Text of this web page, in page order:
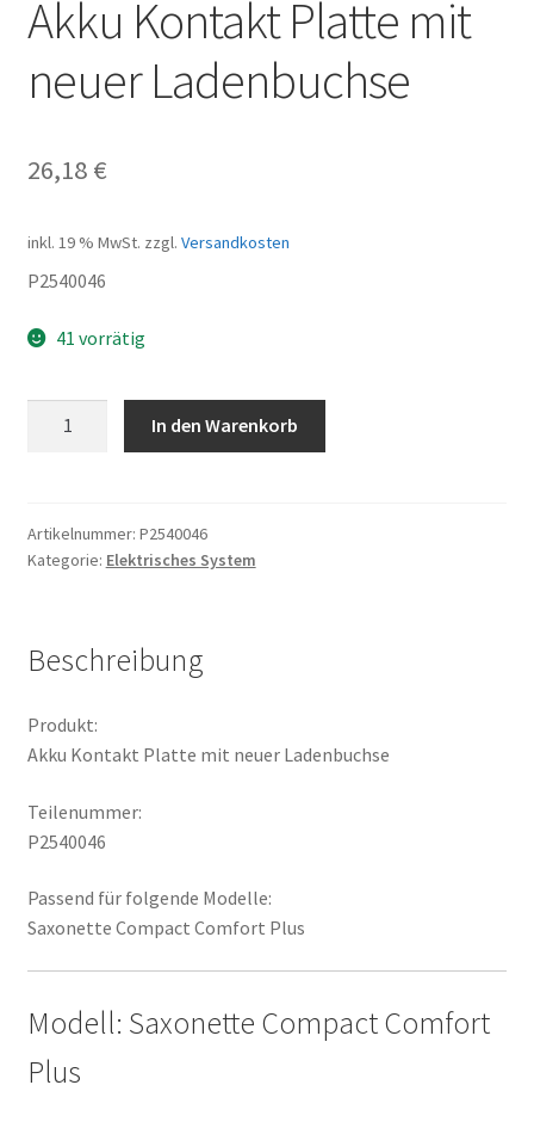
Akku Kontakt Platte mit
neuer Ladenbuchse
26,18 €
inkl. 19 % MwSt. zzgl. Versandkosten
P2540046
41 vorrätig
neuer
Ladenbuchse
In den Warenkorb
Artikelnummer: P2540046
Kategorie: Elektrisches System
Beschreibung
Produkt:
Akku Kontakt Platte mit neuer Ladenbuchse
Teilenummer:
P2540046
Passend für folgende Modelle:
Saxonette Compact Comfort Plus
Modell: Saxonette Compact Comfort
Plus